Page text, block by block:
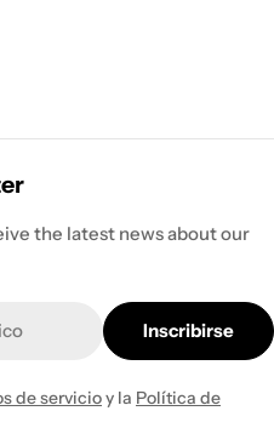
the latest news about our
Inscribirse
de servicioy la Política de